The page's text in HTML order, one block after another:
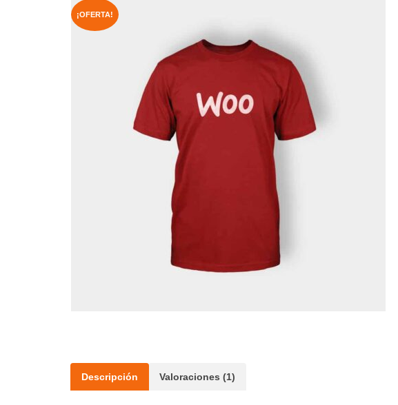
¡OFERTA!
Descripción Valoraciones (1)